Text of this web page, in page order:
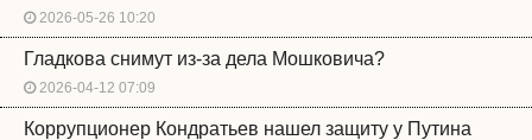
2026-05-26 10:20
Гладкова снимут из-за дела Мошковича?
2026-04-12 07:09
Коррупционер Кондратьев нашел защиту у Путина